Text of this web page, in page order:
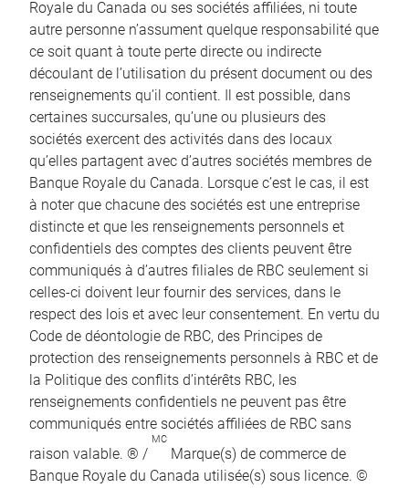
Royale du Canada ou ses sociétés affiliées, ni toute
autre personne n’assument quelque responsabilité que
ce soit quant à toute perte directe ou indirecte
découlant de l’utilisation du présent document ou des
renseignements qu’il contient. Il est possible, dans
certaines succursales, qu’une ou plusieurs des
sociétés exercent des activités dans des locaux
qu’elles partagent avec d’autres sociétés membres de
Banque Royale du Canada. Lorsque c’est le cas, il est
à noter que chacune des sociétés est une entreprise
distincte et que les renseignements personnels et
confidentiels des comptes des clients peuvent être
communiqués à d’autres filiales de RBC seulement si
celles-ci doivent leur fournir des services, dans le
respect des lois et avec leur consentement. En vertu du
Code de déontologie de RBC, des Principes de
protection des renseignements personnels à RBC et de
la Politique des conflits d’intérêts RBC, les
renseignements confidentiels ne peuvent pas être
communiqués entre sociétés affiliées de RBC sans
raison valable. ® /
MC
Marque(s) de commerce de
Banque Royale du Canada utilisée(s) sous licence. ©